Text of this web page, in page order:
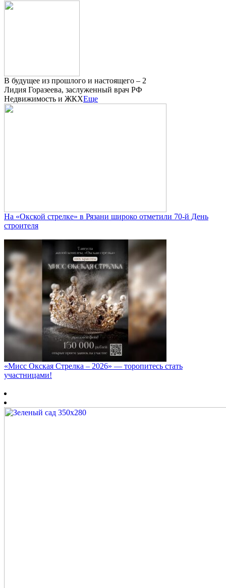
В будущее из прошлого и настоящего – 2
Лидия Горазеева, заслуженный врач РФ
Недвижимость и ЖКХЕще
На «Окской стрелке» в Рязани широко отметили 70-й День
строителя
«Мисс Окская Стрелка – 2026» — торопитесь стать
участницами!